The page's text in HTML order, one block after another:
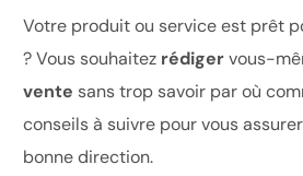
Votre produit ou service est prêt
? Vous souhaitez rédigervous-
vente sans trop savoir par où
conseils à suivre pour vous
bonne direction.